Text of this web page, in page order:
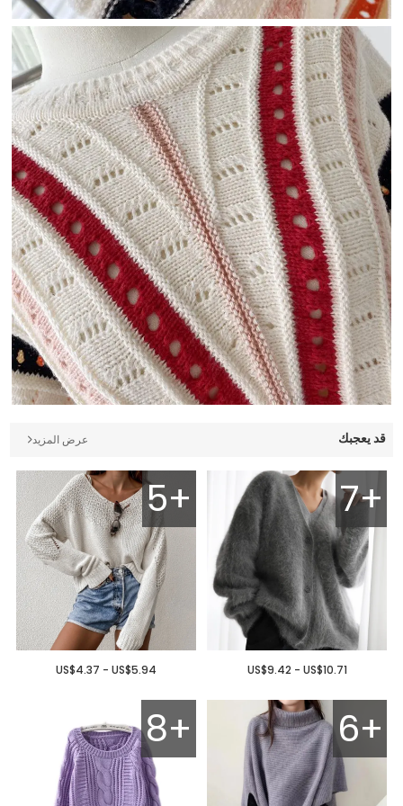
قد يعجبك عرض المزيد
7+
US$9.42 - US$10.71
5+
US$4.37 - US$5.94
6+
8+